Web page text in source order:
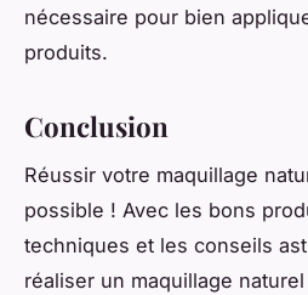
nécessaire pour bien
produits.
Conclusion
Réussir votre maquillage
possible ! Avec les bons
techniques et les conseils
réaliser un maquillage